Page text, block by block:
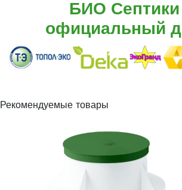
БИО
официальный
Рекомендуемые товары